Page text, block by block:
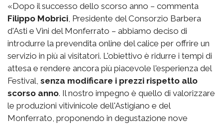
«Dopo il successo dello scorso anno – commenta
Filippo Mobrici , Presidente del Consorzio Barbera
d'Asti e Vini del Monferrato – abbiamo deciso di
introdurre la prevendita online del calice per offrire un
servizio in più ai visitatori. L'obiettivo è ridurre i tempi di
attesa e rendere ancora più piacevole l'esperienza del
Festival, senza modificare i prezzi rispetto allo
scorso anno. Il nostro impegno è quello di valorizzare
le produzioni vitivinicole dell'Astigiano e del
Monferrato, proponendo in degustazione nove